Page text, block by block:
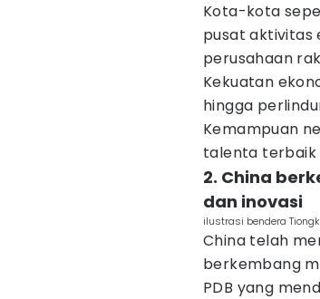
Kota-kota
pusat aktivitas
perusahaan
Kekuatan
hingga
Kemampuan
talenta terbaik
2. China
dan inovasi
ilustrasi bendera
China telah
berkembang
PDB yang